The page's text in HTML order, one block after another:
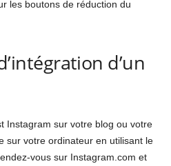
les boutons de réduction du
d’un
Instagram sur votre blog ou votre
sur votre ordinateur en utilisant le
vous sur Instagram.com et